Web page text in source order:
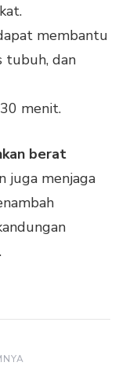
membantu
tubuh, dan
menit.
berat
juga menjaga